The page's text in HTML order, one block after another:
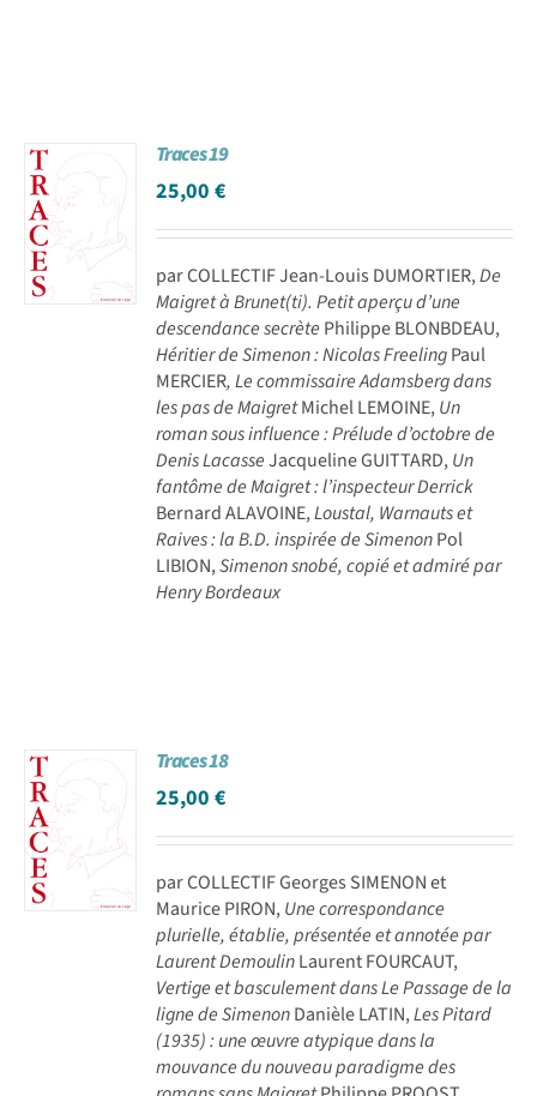
Traces 19
25,00€
par COLLECTIF Jean-Louis DUMORTIER,De
Maigret à Brunet(ti). Petit aperçu d’une
descendance secrète Philippe BLONBDEAU,
Héritier de Simenon : Nicolas FreelingPaul
MERCIER, Le commissaire Adamsberg dans
les pas de MaigretMichel LEMOINE,Un
roman sous influence : Prélude d’octobre de
Denis LacasseJacqueline GUITTARD,Un
fantôme de Maigret : l’inspecteur Derrick
Bernard ALAVOINE,Loustal, Warnauts et
Raives : la B.D. inspirée de SimenonPol
LIBION,Simenon snobé, copié et admiré par
Henry Bordeaux
Traces 18
25,00€
par COLLECTIF Georges SIMENON et
Maurice PIRON,Une correspondance
plurielle, établie, présentée et annotée par
Laurent DemoulinLaurent FOURCAUT,
Vertige et basculement dans Le Passage de la
ligne de SimenonDanièle LATIN,Les Pitard
(1935) : une œuvre atypique dans la
mouvance du nouveau paradigme des